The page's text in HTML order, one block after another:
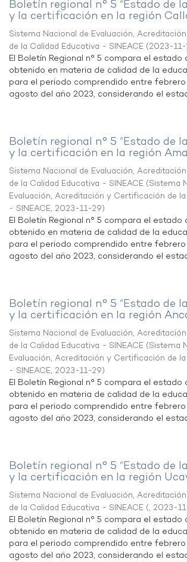
Boletín regional n° 5 “Estado de
y la certificación en la región
Sistema Nacional de Evaluación,
de la Calidad Educativa - SINEACE (2023-
El Boletín Regional n° 5 compara el estado
obtenido en materia de calidad de la
para el periodo comprendido entre
agosto del año 2023, considerando el
Boletín regional n° 5 “Estado de
y la certificación en la región
Sistema Nacional de Evaluación,
de la Calidad Educativa - SINEACE (Sistema
Evaluación, Acreditación y Certificación de
- SINEACE, 2023-11-29)
El Boletín Regional n° 5 compara el estado
obtenido en materia de calidad de la
para el periodo comprendido entre
agosto del año 2023, considerando el
Boletín regional n° 5 “Estado de
y la certificación en la región
Sistema Nacional de Evaluación,
de la Calidad Educativa - SINEACE (Sistema
Evaluación, Acreditación y Certificación de
- SINEACE, 2023-11-29)
El Boletín Regional n° 5 compara el estado
obtenido en materia de calidad de la
para el periodo comprendido entre
agosto del año 2023, considerando el
Boletín regional n° 5 “Estado de
y la certificación en la región
Sistema Nacional de Evaluación,
de la Calidad Educativa - SINEACE (, 2023-
El Boletín Regional n° 5 compara el estado
obtenido en materia de calidad de la
para el periodo comprendido entre
agosto del año 2023, considerando el